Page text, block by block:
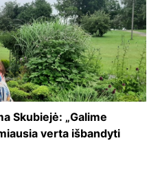
Skubiejė: „Galime
verta išbandyti